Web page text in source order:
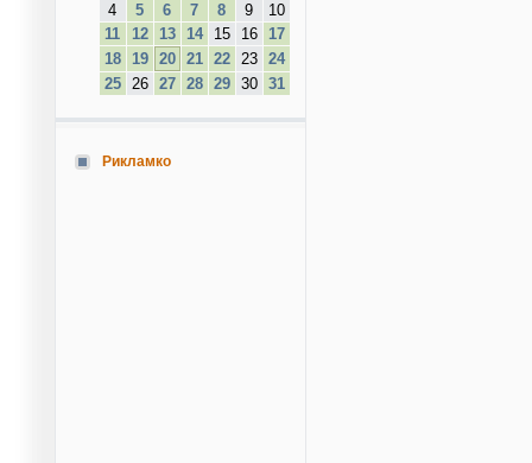
4
5 6 7 8 9
10
11
12 13 14 15 16
17
18
19 20 21 22 23
24
25
26 27 28 29 30 31
Рикламко